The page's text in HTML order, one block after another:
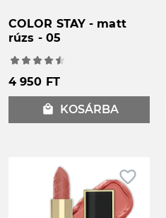
COLOR STAY - matt
rúzs - 05
4 950 FT
local_mall KOSÁRBA
favorite_border